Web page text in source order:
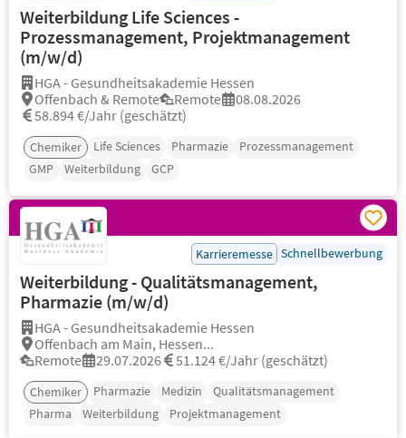
Weiterbildung Life Sciences -
Prozessmanagement, Projektmanagement
(m/w/d)
HGA - Gesundheitsakademie Hessen
Offenbach & Remote
Remote
08.08.2026
58.894 €/Jahr (geschätzt)
Chemiker Life Sciences Pharmazie
Prozessmanagement
GMP
Weiterbildung GCP
Karrieremesse Schnellbewerbung
Weiterbildung - Qualitätsmanagement,
Pharmazie (m/w/d)
HGA - Gesundheitsakademie Hessen
Offenbach am Main, Hessen...
Remote
29.07.2026 51.124 €/Jahr (geschätzt)
Chemiker Pharmazie Medizin
Qualitätsmanagement
Pharma
Weiterbildung Projektmanagement